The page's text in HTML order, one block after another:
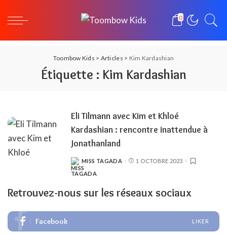
0
Toombow Kids > Articles > Kim Kardashian
Étiquette : Kim Kardashian
Eli Tilmann avec Kim et Khloé
Kardashian : rencontre inattendue à
Jonathanland
POSTED
BY
MISS TAGADA 1 OCTOBRE 2023
Retrouvez-nous sur les réseaux sociaux
Facebook LIKER